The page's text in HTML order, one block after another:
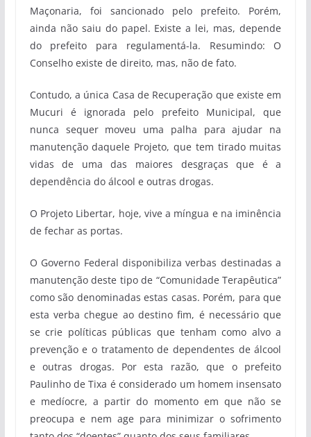
Maçonaria, foi sancionado pelo prefeito. Porém,
ainda não saiu do papel. Existe a lei, mas, depende
do prefeito para regulamentá-la. Resumindo: O
Conselho existe de direito, mas, não de fato.
Contudo, a única Casa de Recuperação que existe em
Mucuri é ignorada pelo prefeito Municipal, que
nunca sequer moveu uma palha para ajudar na
manutenção daquele Projeto, que tem tirado muitas
vidas de uma das maiores desgraças que é a
dependência do álcool e outras drogas.
O Projeto Libertar, hoje, vive a míngua e na iminência
de fechar as portas.
O Governo Federal disponibiliza verbas destinadas a
manutenção deste tipo de “Comunidade Terapêutica”
como são denominadas estas casas. Porém, para que
esta verba chegue ao destino fim, é necessário que
se crie políticas públicas que tenham como alvo a
prevenção e o tratamento de dependentes de álcool
e outras drogas. Por esta razão, que o prefeito
Paulinho de Tixa é considerado um homem insensato
e medíocre, a partir do momento em que não se
preocupa e nem age para minimizar o sofrimento